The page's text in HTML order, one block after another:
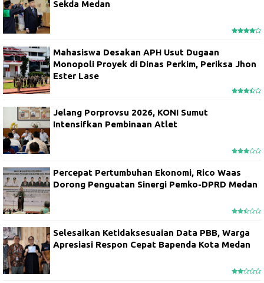
Sekda Medan
Mahasiswa Desakan APH Usut Dugaan
Monopoli Proyek di Dinas Perkim, Periksa Jhon
Ester Lase
Jelang Porprovsu 2026, KONI Sumut
Intensifkan Pembinaan Atlet
Percepat Pertumbuhan Ekonomi, Rico Waas
Dorong Penguatan Sinergi Pemko-DPRD Medan
Selesaikan Ketidaksesuaian Data PBB, Warga
Apresiasi Respon Cepat Bapenda Kota Medan